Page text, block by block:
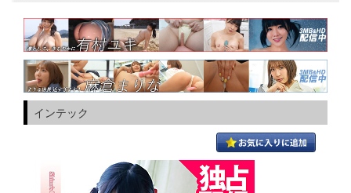
インテック